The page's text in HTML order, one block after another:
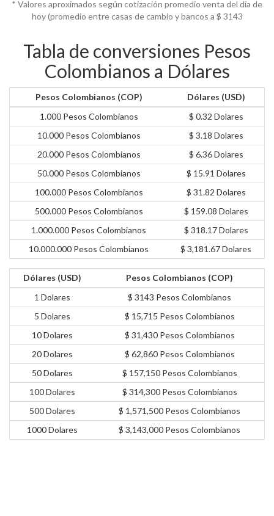
* Valores aproximados según cotización promedio venta del día de
hoy (promedio entre casas de cambio y bancos a $ 3143
Tabla de conversiones Pesos
Colombianos a Dólares
Pesos Colombianos (COP)
Dólares (USD)
1.000 Pesos Colombianos
$ 0.32 Dolares
10.000 Pesos Colombianos
$ 3.18 Dolares
20.000 Pesos Colombianos
$ 6.36 Dolares
50.000 Pesos Colombianos
$ 15.91 Dolares
100.000 Pesos Colombianos
$ 31.82 Dolares
500.000 Pesos Colombianos
$ 159.08 Dolares
1.000.000 Pesos Colombianos
$ 318.17 Dolares
10.000.000 Pesos Colombianos
$ 3,181.67 Dolares
Dólares (USD)
Pesos Colombianos (COP)
1 Dolares
$ 3143 Pesos Colombianos
5 Dolares
$ 15,715 Pesos Colombianos
10 Dolares
$ 31,430 Pesos Colombianos
20 Dolares
$ 62,860 Pesos Colombianos
50 Dolares
$ 157,150 Pesos Colombianos
100 Dolares
$ 314,300 Pesos Colombianos
500 Dolares
$ 1,571,500 Pesos Colombianos
1000 Dolares
$ 3,143,000 Pesos Colombianos